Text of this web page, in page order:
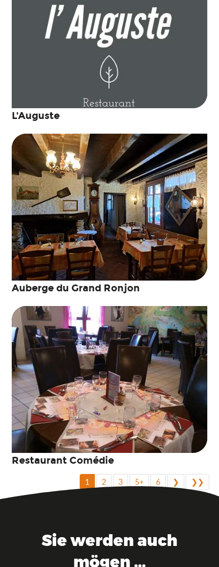
L'Auguste
Auberge du Grand Ronjon
Restaurant Comédie
1 2 3 5+ 6 ❯ ❯❯
Sie werden auch
mögen ...